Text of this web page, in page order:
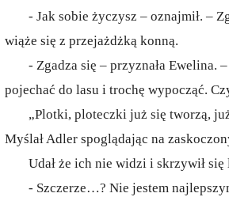
- Jak sobie życzysz – oznajmił. –
wiąże się z przejażdżką konną.
- Zgadza się – przyznała Ewelina.
pojechać do lasu i trochę wypocząć.
„Plotki, ploteczki już się tworzą,
Myślał Adler spoglądając na
Udał że ich nie widzi i skrzywił się
- Szczerze…? Nie jestem